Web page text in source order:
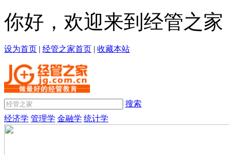
你好，欢迎来到经管之家
设为首页 | 经管之家首页 | 收藏本站
搜索
经济学 管理学 金融学 统计学